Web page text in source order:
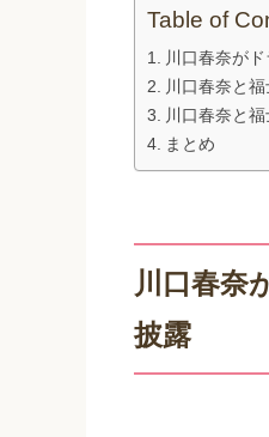
Table of
川口春奈が
川口春奈と
川口春奈と
まとめ
川口春奈
披露